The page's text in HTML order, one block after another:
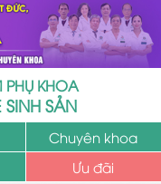
PHỤ KHOA
SẢN
Chuyên khoa
Ưu đãi